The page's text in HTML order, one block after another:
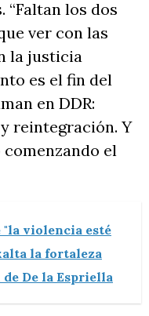
“Faltan los dos
ver con las
la justicia
es el fin del
en DDR:
reintegración. Y
el
"la violencia esté
la fortaleza
De la Espriella